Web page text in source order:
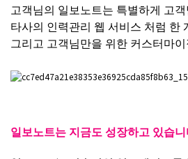
고객님의 일보노트는 특별하게 고
타사의 인력관리 웹 서비스 처럼 한
그리고 고객님만을 위한 커스터마
일보노트는 지금도 성장하고 있습니